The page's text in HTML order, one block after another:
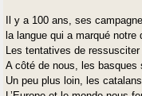
Il y a 100 ans, ses
la langue qui a marqué
Les tentatives de
A côté de nous, les basques
Un peu plus loin, les